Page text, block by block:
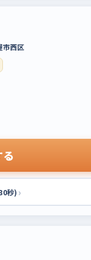
市西区
秒) ›